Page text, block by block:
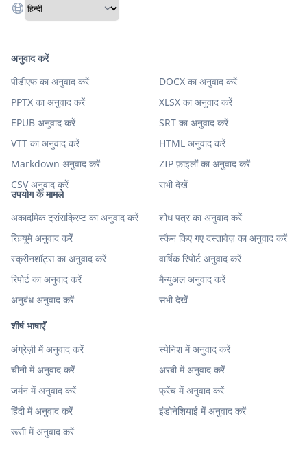
उपयोग के मामले
अकादमिक ट्रांसक्रिप्ट का अनुवाद करें
शोध पत्र का अनुवाद करें
रिज़्यूमे अनुवाद करें
स्कैन किए गए दस्तावेज़ का अनुवाद करें
स्क्रीनशॉट्स का अनुवाद करें
वार्षिक रिपोर्ट अनुवाद करें
रिपोर्ट का अनुवाद करें
मैन्युअल अनुवाद करें
अनुबंध अनुवाद करें
सभी देखें
शीर्ष भाषाएँ
अंग्रेज़ी में अनुवाद करें
स्पेनिश में अनुवाद करें
चीनी में अनुवाद करें
अरबी में अनुवाद करें
जर्मन में अनुवाद करें
फ्रेंच में अनुवाद करें
हिंदी में अनुवाद करें
इंडोनेशियाई में अनुवाद करें
रूसी में अनुवाद करें
अनुवाद करें
पीडीएफ का अनुवाद करें
DOCX का अनुवाद करें
PPTX का अनुवाद करें
XLSX का अनुवाद करें
EPUB अनुवाद करें
SRT का अनुवाद करें
VTT का अनुवाद करें
HTML अनुवाद करें
Markdown अनुवाद करें
ZIP फ़ाइलों का अनुवाद करें
CSV अनुवाद करें
सभी देखें